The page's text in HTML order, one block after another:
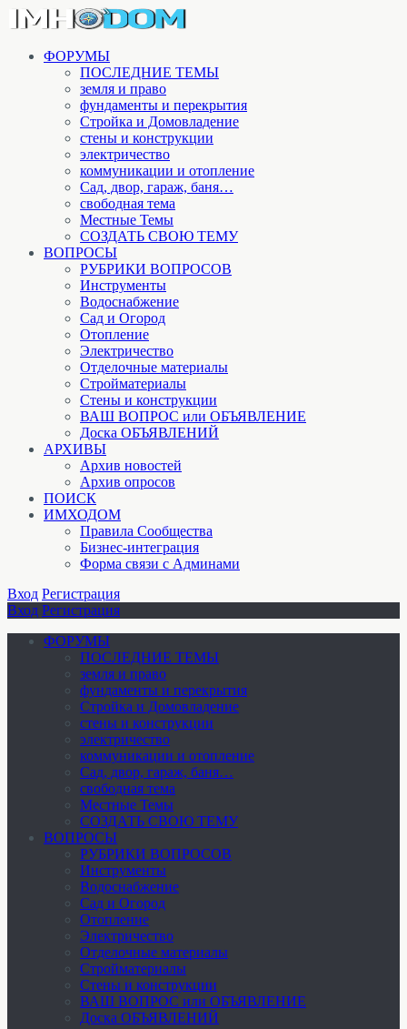
ФОРУМЫ
ПОСЛЕДНИЕ ТЕМЫ
земля и право
фундаменты и перекрытия
Стройка и Домовладение
стены и конструкции
электричество
коммуникации и отопление
Cад, двор, гараж, баня…
свободная тема
Местные Темы
СОЗДАТЬ СВОЮ ТЕМУ
ВОПРОСЫ
РУБРИКИ ВОПРОСОВ
Инструменты
Водоснабжение
Сад и Огород
Отопление
Электричество
Отделочные материалы
Стройматериалы
Стены и конструкции
ВАШ ВОПРОС или ОБЪЯВЛЕНИЕ
Доска ОБЪЯВЛЕНИЙ
АРХИВЫ
Архив новостей
Архив опросов
ПОИСК
ИМХОДОМ
Правила Сообщества
Бизнес-интеграция
Форма связи с Админами
Вход Регистрация
Вход Регистрация
ФОРУМЫ
ПОСЛЕДНИЕ ТЕМЫ
земля и право
фундаменты и перекрытия
Стройка и Домовладение
стены и конструкции
электричество
коммуникации и отопление
Cад, двор, гараж, баня…
свободная тема
Местные Темы
СОЗДАТЬ СВОЮ ТЕМУ
ВОПРОСЫ
РУБРИКИ ВОПРОСОВ
Инструменты
Водоснабжение
Сад и Огород
Отопление
Электричество
Отделочные материалы
Стройматериалы
Стены и конструкции
ВАШ ВОПРОС или ОБЪЯВЛЕНИЕ
Доска ОБЪЯВЛЕНИЙ